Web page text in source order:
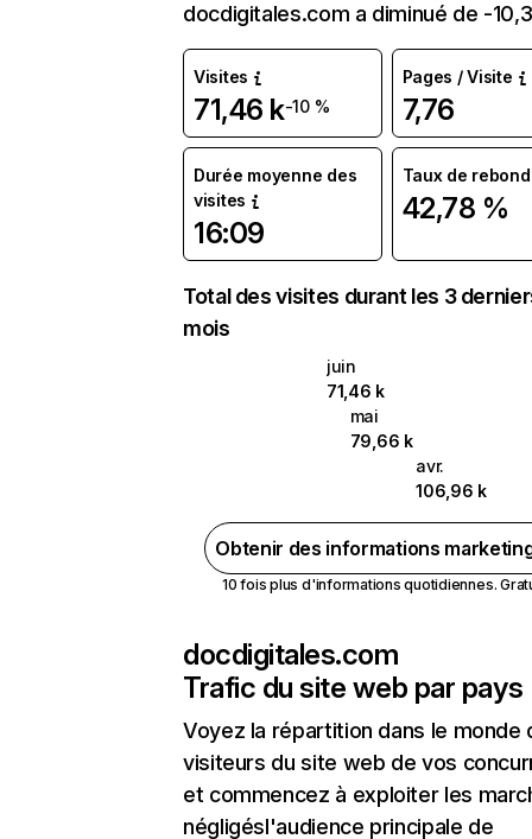
docdigitales.com a diminué de -
Visites
71,46 k-10 %
Pages / Visite
7,76
Durée moyenne des
visites
16:09
Taux de rebond
42,78 %
Total des visites durant les 3
mois
juin
71,46 k
mai
79,66 k
avr.
106,96 k
Obtenir des informations
10 fois plus d'informations quotidiennes.
docdigitales.com
Trafic du site web par pays
Voyez la répartition dans le monde
visiteurs du site web de vos
et commencez à exploiter les
négligésl'audience principale de